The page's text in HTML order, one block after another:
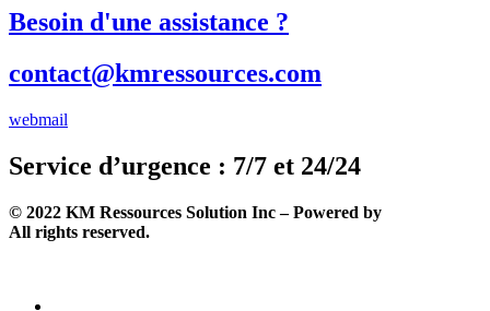
Besoin d'une assistance ?
contact@kmressources.com
webmail
Service d’urgence : 7/7 et 24/24
© 2022 KM Ressources Solution Inc – Powered by
All rights reserved.